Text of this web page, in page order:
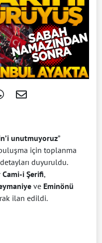
unutmuyoruz”
için toplanma
duyuruldu.
i Şerifi,
ve Eminönü
ilan edildi.